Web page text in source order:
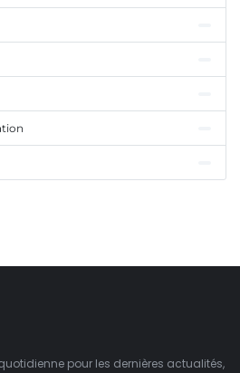
pour les dernières actualités,